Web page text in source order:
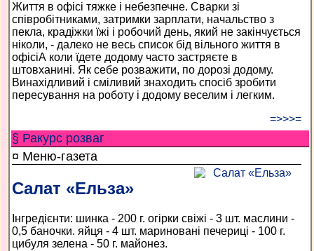
Життя в офісі тяжке і небезпечне. Сварки зі
співробітниками, затримки зарплати, начальство з
пекла, крадіжки їжі і робочий день, який не закінчується
ніколи, - далеко не весь список бід вільного життя в
офісіА коли їдете додому часто застряєте в
штовханині. Як себе розважити, по дорозі додому.
Винахідливий і сміливий знаходить спосіб зробити
пересування на роботу і додому веселим і легким.
=>>>=
§ Ракурс розваг
¤ Меню-газета
Салат «Ельза»
Інгредієнти: шинка - 200 г. огірки свіжі - 3 шт. маслини -
0,5 баночки. яйця - 4 шт. мариновані печериці - 100 г.
цибуля зелена - 50 г. майонез.